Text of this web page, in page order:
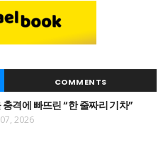
COMMENTS
격에 빠뜨린 “한 줄짜리 기차”
2026